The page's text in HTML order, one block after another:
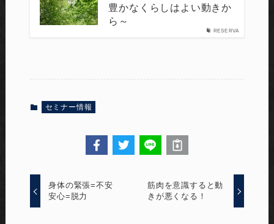
RESERVA
豊かなくらしはよい動きか
ら～
セミナー情報
身体の緊張=不安
安心=脱力
筋肉を意識すると動
きが悪くなる！